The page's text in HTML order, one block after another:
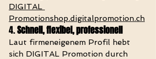
DIGITAL
Promotionshop.digitalpromotion.ch
4. Schnell, flexibel, professionell
Laut firmeneigenem Profil hebt
sich DIGITAL Promotion durch